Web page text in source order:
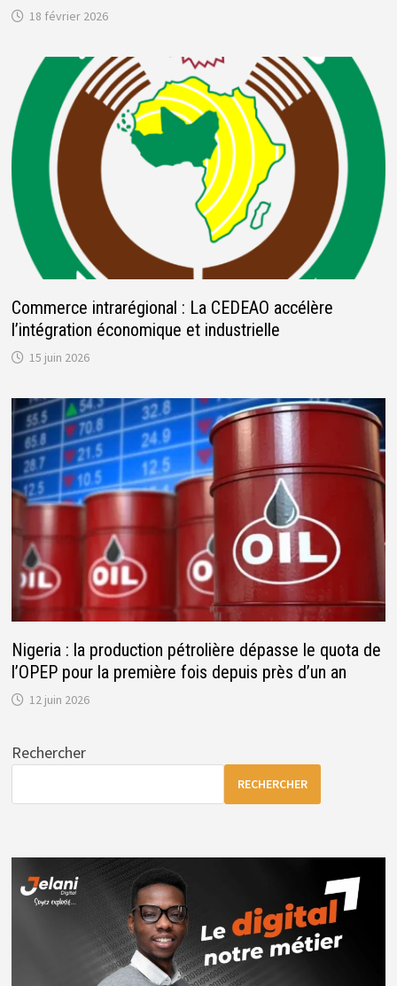
18 février 2026
Commerce intrarégional : La CEDEAO accélère
l’intégration économique et industrielle
15 juin 2026
Nigeria : la production pétrolière dépasse le quota de
l’OPEP pour la première fois depuis près d’un an
12 juin 2026
Rechercher
RECHERCHER